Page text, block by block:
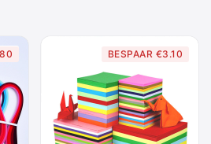
BESPAAR €3.10